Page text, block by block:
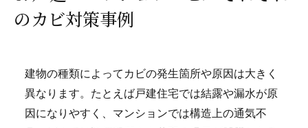
のカビ対策事例
建物の種類によってカビの発生箇所や原因は大きく
異なります。たとえば戸建住宅では結露や漏水が原
因になりやすく、マンションでは構造上の通気不